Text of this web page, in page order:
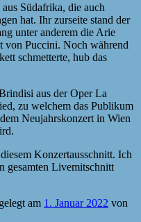
Südafrika, die auch
hat. Ihr zurseite stand der
unter anderem die Arie
von Puccini. Noch während
schmetterte, hub das
aus der Oper La
zu welchem das Publikum
Neujahrskonzert in Wien
Konzertausschnitt. Ich
gesamten Livemitschnitt
am 1. Januar 2022 von